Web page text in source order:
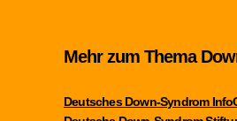
Mehr zum Thema
Deutsches Down-Syndrom